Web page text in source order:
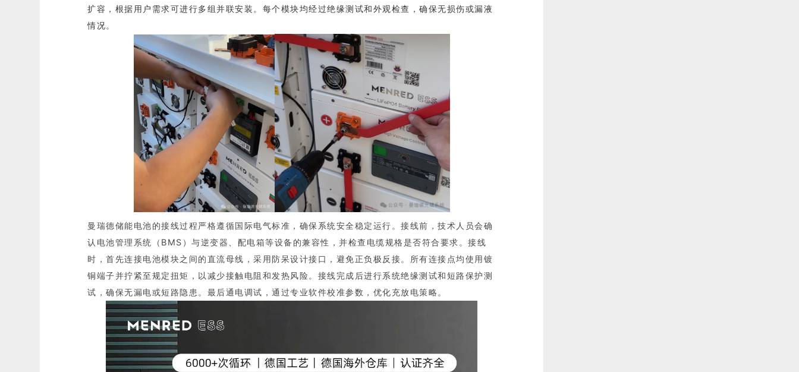
扩容，根据用户需求可进行多组并联安装。每个模块均经过绝缘测试和外观检查，确保无损伤或漏液
情况。
曼瑞德储能电池的接线过程严格遵循国际电气标准，确保系统安全稳定运行。接线前，技术人员会确
认电池管理系统（BMS）与逆变器、配电箱等设备的兼容性，并检查电缆规格是否符合要求。接线
时，首先连接电池模块之间的直流母线，采用防呆设计接口，避免正负极反接。所有连接点均使用镀
铜端子并拧紧至规定扭矩，以减少接触电阻和发热风险。接线完成后进行系统绝缘测试和短路保护测
试，确保无漏电或短路隐患。最后通电调试，通过专业软件校准参数，优化充放电策略。